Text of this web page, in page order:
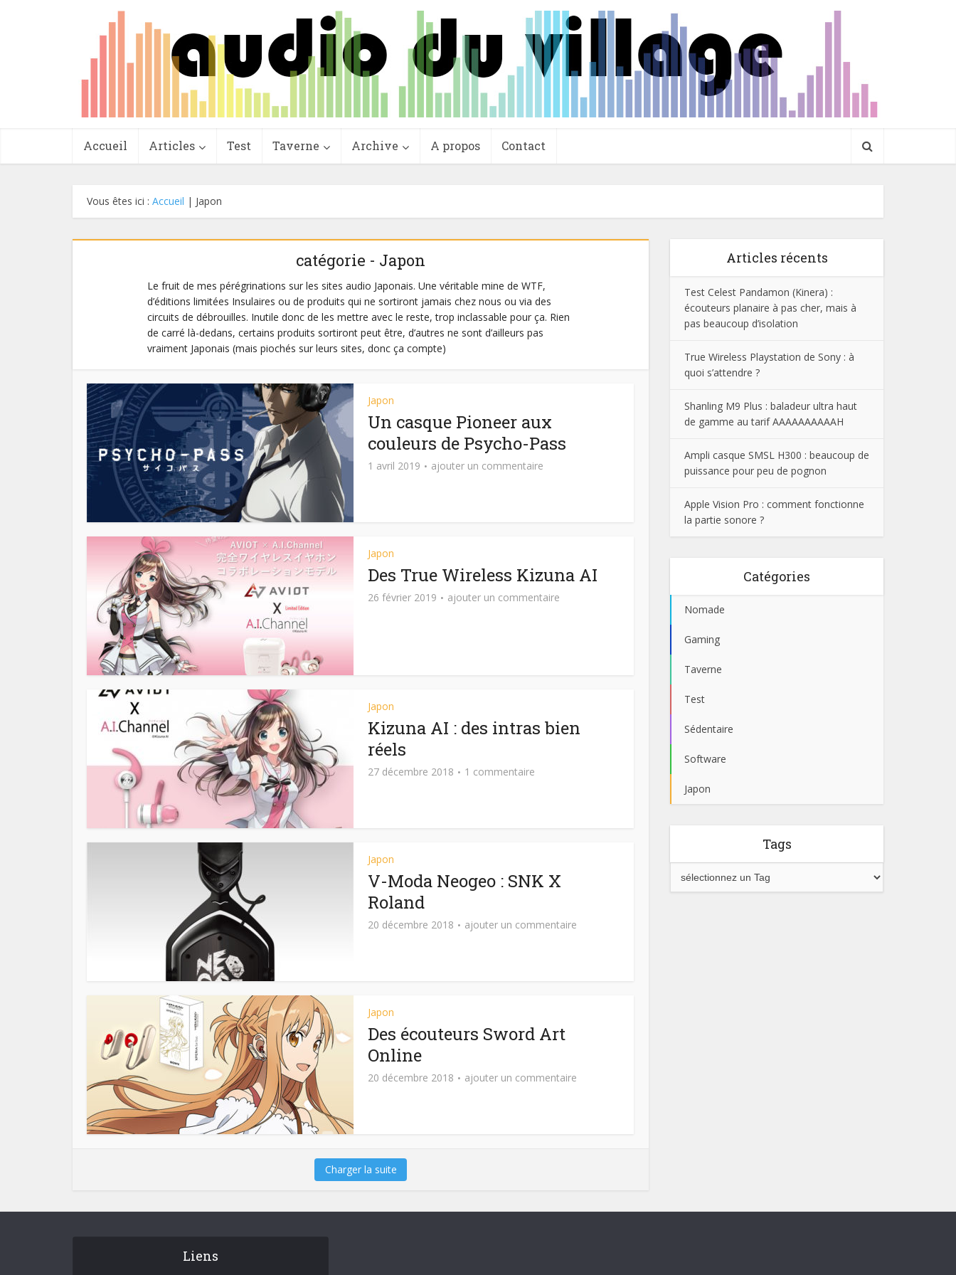
Accueil Articles Test Taverne Archive A propos Contact
Vous êtes ici : Accueil | Japon
catégorie - Japon
Le fruit de mes pérégrinations sur les sites audio Japonais. Une véritable mine de WTF,
d’éditions limitées Insulaires ou de produits qui ne sortiront jamais chez nous ou via des
circuits de débrouilles. Inutile donc de les mettre avec le reste, trop inclassable pour ça. Rien
de carré là-dedans, certains produits sortiront peut être, d’autres ne sont d’ailleurs pas
vraiment Japonais (mais piochés sur leurs sites, donc ça compte)
Japon
Un casque Pioneer aux
couleurs de Psycho-Pass
1 avril 2019 ajouter un commentaire
Japon
Des True Wireless Kizuna AI
26 février 2019 ajouter un commentaire
Japon
Kizuna AI : des intras bien
réels
27 décembre 2018 1 commentaire
Japon
V-Moda Neogeo : SNK X
Roland
20 décembre 2018 ajouter un commentaire
Japon
Des écouteurs Sword Art
Online
20 décembre 2018 ajouter un commentaire
Charger la suite
Articles récents
Test Celest Pandamon (Kinera) :
écouteurs planaire à pas cher, mais à
pas beaucoup d’isolation
True Wireless Playstation de Sony : à
quoi s’attendre ?
Shanling M9 Plus : baladeur ultra haut
de gamme au tarif AAAAAAAAAAH
Ampli casque SMSL H300 : beaucoup de
puissance pour peu de pognon
Apple Vision Pro : comment fonctionne
la partie sonore ?
Catégories
Nomade
Gaming
Taverne
Test
Sédentaire
Software
Japon
Tags
Liens